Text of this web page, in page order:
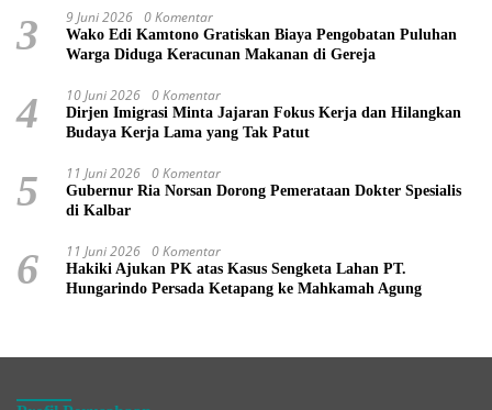
3 9 Juni 2026 0 Komentar
Wako Edi Kamtono Gratiskan Biaya Pengobatan Puluhan
Warga Diduga Keracunan Makanan di Gereja
4 10 Juni 2026 0 Komentar
Dirjen Imigrasi Minta Jajaran Fokus Kerja dan Hilangkan
Budaya Kerja Lama yang Tak Patut
5 11 Juni 2026 0 Komentar
Gubernur Ria Norsan Dorong Pemerataan Dokter Spesialis
di Kalbar
6 11 Juni 2026 0 Komentar
Hakiki Ajukan PK atas Kasus Sengketa Lahan PT.
Hungarindo Persada Ketapang ke Mahkamah Agung